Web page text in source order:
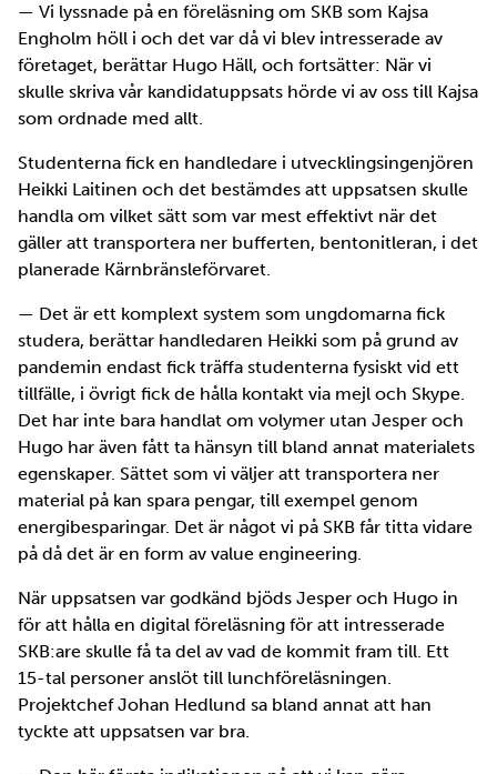
— Vi lyssnade på en föreläsning om SKB som Kajsa
Engholm höll i och det var då vi blev intresserade av
företaget, berättar Hugo Häll, och fortsätter: När vi
skulle skriva vår kandidatuppsats hörde vi av oss till Kajsa
som ordnade med allt.
Studenterna fick en handledare i utvecklingsingenjören
Heikki Laitinen och det bestämdes att uppsatsen skulle
handla om vilket sätt som var mest effektivt när det
gäller att transportera ner bufferten, bentonitleran, i det
planerade Kärnbränsleförvaret.
— Det är ett komplext system som ungdomarna fick
studera, berättar handledaren Heikki som på grund av
pandemin endast fick träffa studenterna fysiskt vid ett
tillfälle, i övrigt fick de hålla kontakt via mejl och Skype.
Det har inte bara handlat om volymer utan Jesper och
Hugo har även fått ta hänsyn till bland annat materialets
egenskaper. Sättet som vi väljer att transportera ner
material på kan spara pengar, till exempel genom
energibesparingar. Det är något vi på SKB får titta vidare
på då det är en form av value engineering.
När uppsatsen var godkänd bjöds Jesper och Hugo in
för att hålla en digital föreläsning för att intresserade
SKB:are skulle få ta del av vad de kommit fram till. Ett
15-tal personer anslöt till lunchföreläsningen.
Projektchef Johan Hedlund sa bland annat att han
tyckte att uppsatsen var bra.